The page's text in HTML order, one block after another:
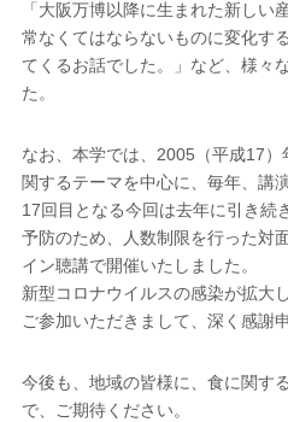
「大阪万博以降に生まれた新しい
常なくてはならないものに変化す
てくるお話でした。」など、様々
た。
なお、本学では、2005（平成17
関するテーマを中心に、毎年、講
17回目となる今回は去年に引き続
予防のため、人数制限を行った対
イン聴講で開催いたしました。
新型コロナウイルスの感染が拡大
ご参加いただきまして、深く感謝
今後も、地域の皆様に、食に関す
で、ご期待ください。